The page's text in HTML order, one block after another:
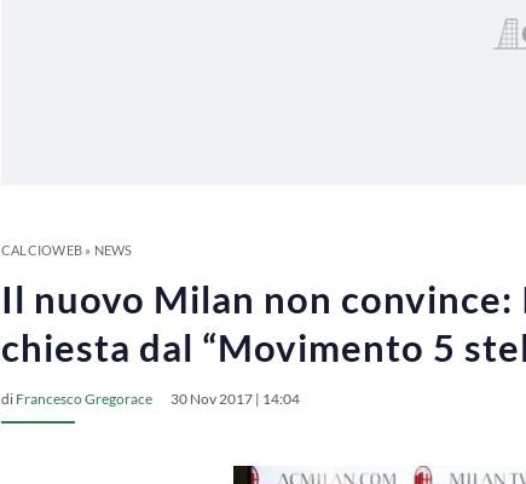
CALCIOWEB» NEWS
Il nuovo Milan non
chiesta dal “Movimento 5
di Francesco Gregorace 30 Nov 2017 | 14:04